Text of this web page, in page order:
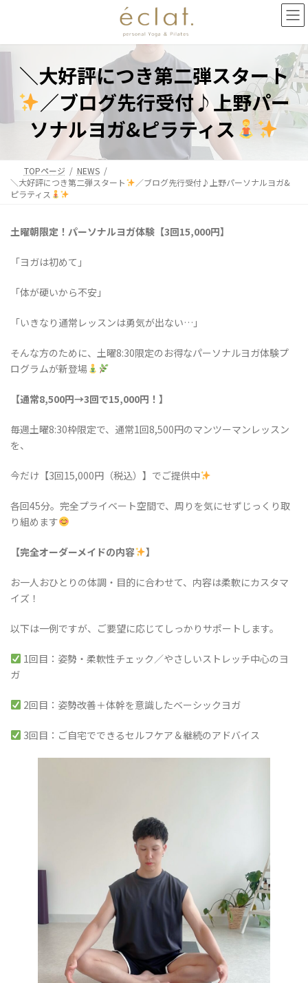
ン
ー
＼大好評につき第二弾スタート
／ブログ先行受付♪上野パー
ソナルヨガ&ピラティス
TOPページ
NEWS
＼大好評につき第二弾スタート
／ブログ先行受付♪上野パーソナルヨガ&
ピラティス
土曜朝限定！パーソナルヨガ体験【3回15,000円】
「ヨガは初めて」
「体が硬いから不安」
「いきなり通常レッスンは勇気が出ない…」
そんな方のために、土曜8:30限定のお得なパーソナルヨガ体験プ
ログラムが新登場
【通常8,500円→3回で15,000円！】
毎週土曜8:30枠限定で、通常1回8,500円のマンツーマンレッスン
を、
今だけ【3回15,000円（税込）】でご提供中
各回45分。完全プライベート空間で、周りを気にせずじっくり取
り組めます
【完全オーダーメイドの内容 】
お一人おひとりの体調・目的に合わせて、内容は柔軟にカスタマ
イズ！
以下は一例ですが、ご要望に応じてしっかりサポートします。
1回目：姿勢・柔軟性チェック／やさしいストレッチ中心のヨ
ガ
2回目：姿勢改善＋体幹を意識したベーシックヨガ
3回目：ご自宅でできるセルフケア＆継続のアドバイス